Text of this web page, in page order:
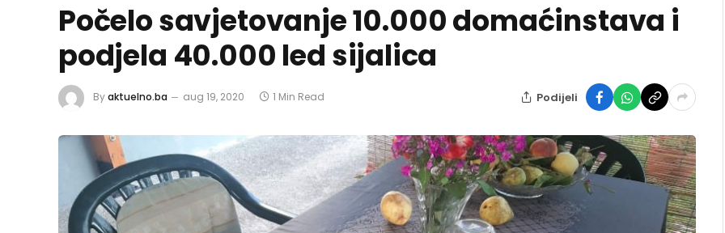
Počelo savjetovanje 10.000 domaćinstava i
podjela 40.000 led sijalica
Byaktuelno.ba aug 19, 2020 1 Min Read Podijeli